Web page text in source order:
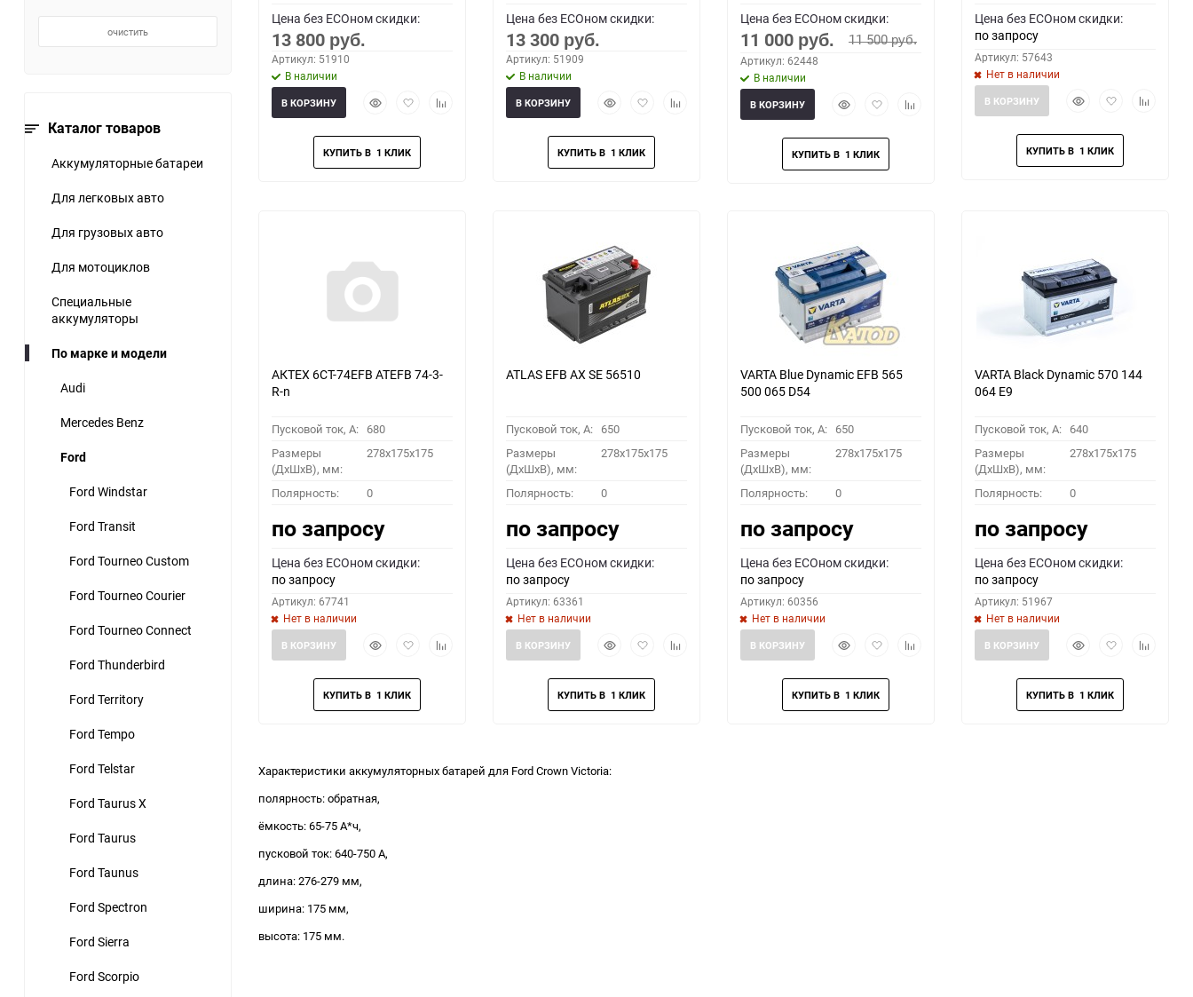
очистить
Каталог товаров
Аккумуляторные батареи
Для легковых авто
Для грузовых авто
Для мотоциклов
Специальные
аккумуляторы
По марке и модели
Audi
Mercedes Benz
Ford
Ford Windstar
Ford Transit
Ford Tourneo Custom
Ford Tourneo Courier
Ford Tourneo Connect
Ford Thunderbird
Ford Territory
Ford Tempo
Ford Telstar
Ford Taurus X
Ford Taurus
Ford Taunus
Ford Spectron
Ford Sierra
Ford Scorpio
Цена без ECOном скидки:
13 800 руб.
Артикул: 51910
В наличии
БыстрыйДобавить
избранное
Добавить
В КОРЗИНУ
Цена без ECOном скидки:
13 300 руб.
Артикул: 51909
В наличии
БыстрыйДобавить
избранное
Добавить
В КОРЗИНУ
Цена без ECOном скидки:
11 000 руб. 11 500руб.
Артикул: 62448
В наличии
БыстрыйДобавить
избранное
Добавить
В КОРЗИНУ
Цена без ECOном скидки:
по запросу
Артикул: 57643
Нет в наличии
БыстрыйДобавить
избранное
Добавить
В КОРЗИНУ
АКТЕХ 6СТ-74EFB ATEFB 74-3-
R-n
Пусковой ток, A: 680
Размеры
(ДхШхВ), мм:
278x175x175
Полярность: 0
по запросу
Цена без ECOном скидки:
по запросу
Артикул: 67741
Нет в наличии
БыстрыйДобавить
избранное
Добавить
В КОРЗИНУ
ATLAS EFB AX SE 56510
Пусковой ток, A: 650
Размеры
(ДхШхВ), мм:
278x175x175
Полярность: 0
по запросу
Цена без ECOном скидки:
по запросу
Артикул: 63361
Нет в наличии
БыстрыйДобавить
избранное
Добавить
В КОРЗИНУ
VARTA Blue Dynamic EFB 565
500 065 D54
Пусковой ток, A: 650
Размеры
(ДхШхВ), мм:
278x175x175
Полярность: 0
по запросу
Цена без ECOном скидки:
по запросу
Артикул: 60356
Нет в наличии
БыстрыйДобавить
избранное
Добавить
В КОРЗИНУ
VARTA Black Dynamic 570 144
064 E9
Пусковой ток, A: 640
Размеры
(ДхШхВ), мм:
278x175x175
Полярность: 0
по запросу
Цена без ECOном скидки:
по запросу
Артикул: 51967
Нет в наличии
БыстрыйДобавить
избранное
Добавить
В КОРЗИНУ
Характеристики аккумуляторных батарей для Ford Crown Victoria:
полярность: обратная,
ёмкость: 65-75 А*ч,
пусковой ток: 640-750 А,
длина: 276-279 мм,
ширина: 175 мм,
высота: 175 мм.